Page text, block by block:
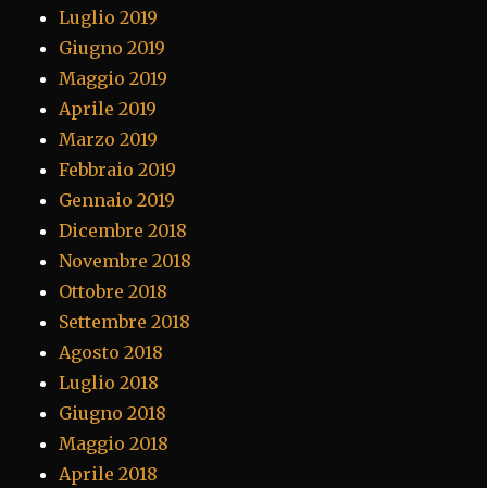
Luglio 2019
Giugno 2019
Maggio 2019
Aprile 2019
Marzo 2019
Febbraio 2019
Gennaio 2019
Dicembre 2018
Novembre 2018
Ottobre 2018
Settembre 2018
Agosto 2018
Luglio 2018
Giugno 2018
Maggio 2018
Aprile 2018